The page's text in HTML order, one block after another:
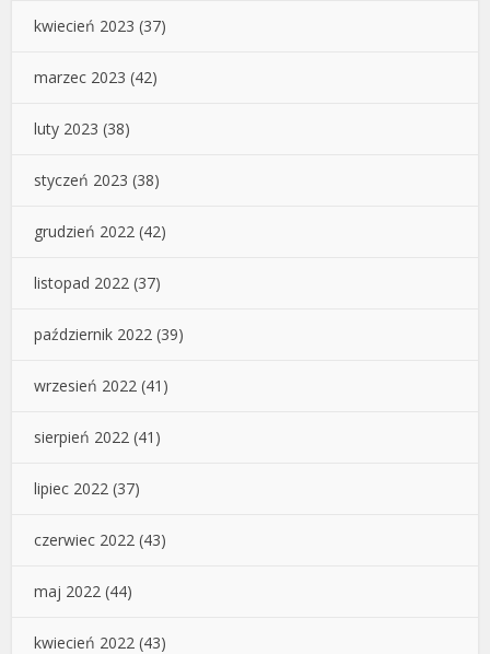
kwiecień 2023 (37)
marzec 2023 (42)
luty 2023 (38)
styczeń 2023 (38)
grudzień 2022 (42)
listopad 2022 (37)
październik 2022 (39)
wrzesień 2022 (41)
sierpień 2022 (41)
lipiec 2022 (37)
czerwiec 2022 (43)
maj 2022 (44)
kwiecień 2022 (43)